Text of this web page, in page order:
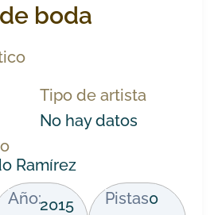
boda
Tipo de artista
No hay datos
Ramírez
Año:2015 Pistas0